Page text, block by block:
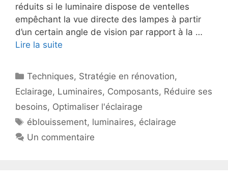
réduits si le luminaire dispose de ventelles
empêchant la vue directe des lampes à partir
d’un certain angle de vision par rapport à la …
Lire la suite
Catégories
Techniques, Stratégie en rénovation,
Eclairage, Luminaires, Composants, Réduire ses
besoins, Optimaliser l'éclairage
Étiquettes
éblouissement, luminaires, éclairage
Un commentaire